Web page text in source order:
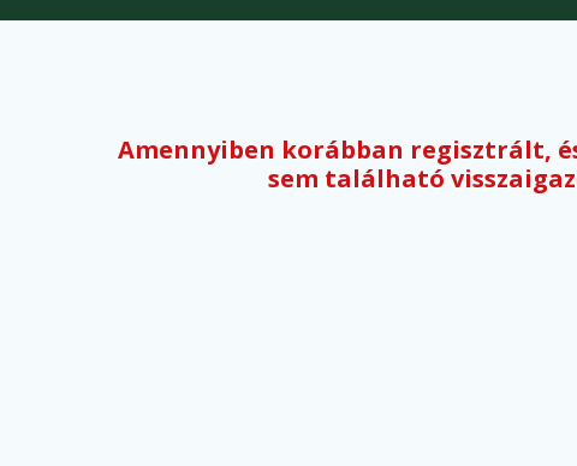
Amennyiben korábban regisztrált,
sem található